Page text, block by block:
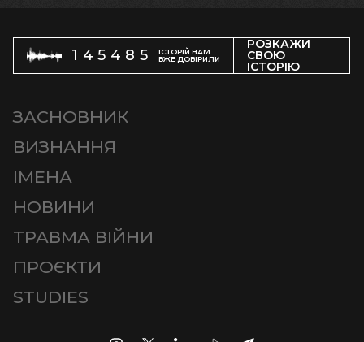
145485
ІСТОРІЙ НАМ
ВЖЕ ДОВІРИЛИ
РОЗКАЖИ
СВОЮ
ІСТОРІЮ
ЗАСНОВНИК
ВИЗНАННЯ
ІМЕНА
НОВИНИ
ТРАВМА ВІЙНИ
ПРОЄКТИ
STUDIES